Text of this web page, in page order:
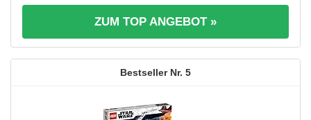
ZUM TOP ANGEBOT »
5